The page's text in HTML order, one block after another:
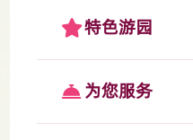
特色游园
为您服务